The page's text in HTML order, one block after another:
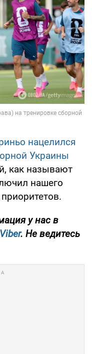
нацелился
Украины
как называют
нашего
у нас в
Viber. Не ведитесь